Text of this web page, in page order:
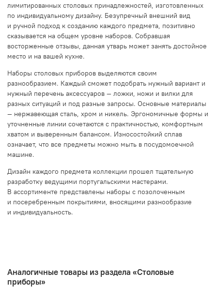
лимитированных столовых принадлежностей, изготовленных
по индивидуальному дизайну. Безупречный внешний вид
и ручной подход к созданию каждого предмета, позитивно
сказывается на общем уровне наборов. Собравшая
восторженные отзывы, данная утварь может занять достойное
место и на вашей кухне.
Наборы столовых приборов выделяются своим
разнообразием. Каждый сможет подобрать нужный вариант и
нужный перечень аксессуаров — ложки, ножи и вилки для
разных ситуаций и под разные запросы. Основные материалы
— нержавеющая сталь, хром и никель. Эргономичные формы и
уточненные линии сочетаются с практичностью, комфортным
хватом и выверенным балансом. Износостойкий сплав
означает, что все предметы можно мыть в посудомоечной
машине.
Дизайн каждого предмета коллекции прошел тщательную
разработку ведущими португальскими мастерами.
В ассортименте представлены наборы с позолоченным
и посеребренным покрытиями, вносящими разнообразие
и индивидуальность.
Аналогичные товары из раздела «Столовые
приборы»